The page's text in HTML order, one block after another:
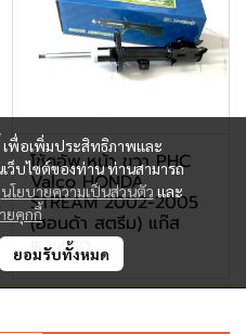
โช้คอัพ หน้า ขวา PHC
Valco HONDA
STREAM 2002-2005
(ฮอนด้า สตรีม) แก๊ส
฿2,400
เพื่อเพิ่มประสิทธิภาพและ
ว็บไซต์ของท่าน ท่านสามารถ
นโยบายความเป็นส่วนตัว และ
ยคุกกี้
ยอมรับทั้งหมด